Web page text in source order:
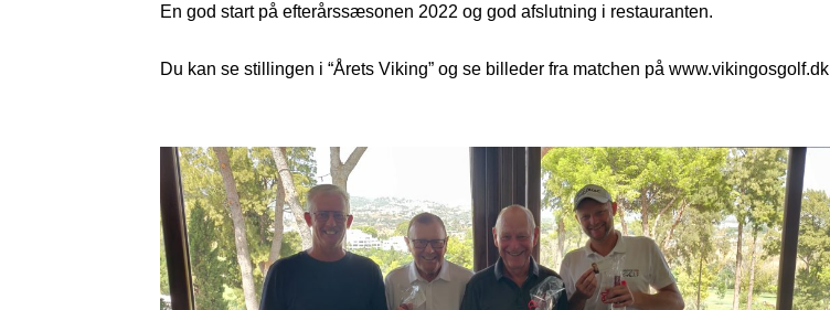
En god start på efterårssæsonen 2022 og god afslutning i restauranten.
Du kan se stillingen i “Årets Viking” og se billeder fra matchen på www.vikingosgolf.dk